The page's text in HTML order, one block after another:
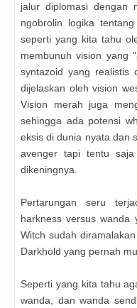
jalur diplomasi dengan
ngobrolin logika
seperti yang kita tahu
membunuh vision yang
syntazoid yang realistis
dijelaskan oleh vision
Vision merah juga
sehingga ada potensi
eksis di dunia nyata dan
avenger tapi tentu
dikeningnya.
Pertarungan seru
harkness versus wanda
Witch sudah
Darkhold yang pernah
Seperti yang kita tahu
wanda, dan wanda